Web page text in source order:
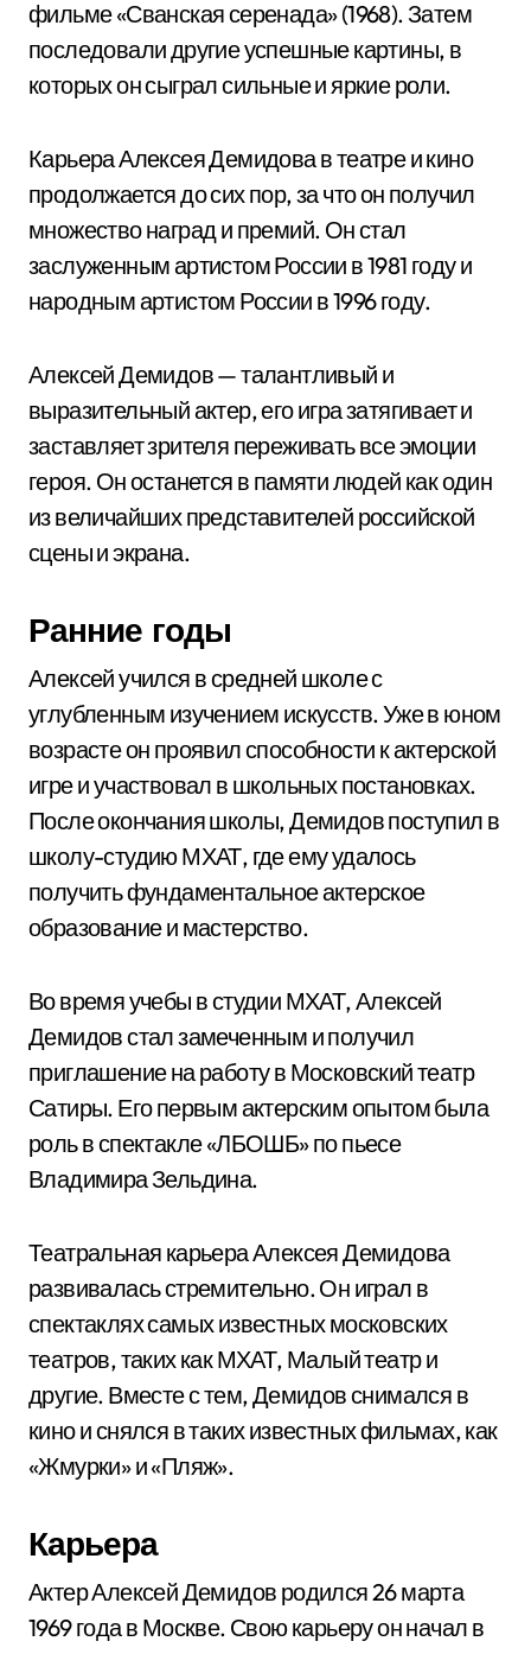
фильме «Сванская серенада» (1968). Затем
последовали другие успешные картины, в
которых он сыграл сильные и яркие роли.
Карьера Алексея Демидова в театре и кино
продолжается до сих пор, за что он получил
множество наград и премий. Он стал
заслуженным артистом России в 1981 году и
народным артистом России в 1996 году.
Алексей Демидов — талантливый и
выразительный актер, его игра затягивает и
заставляет зрителя переживать все эмоции
героя. Он останется в памяти людей как один
из величайших представителей российской
сцены и экрана.
Ранние годы
Алексей учился в средней школе с
углубленным изучением искусств. Уже в юном
возрасте он проявил способности к актерской
игре и участвовал в школьных постановках.
После окончания школы, Демидов поступил в
школу-студию МХАТ, где ему удалось
получить фундаментальное актерское
образование и мастерство.
Во время учебы в студии МХАТ, Алексей
Демидов стал замеченным и получил
приглашение на работу в Московский театр
Сатиры. Его первым актерским опытом была
роль в спектакле «ЛБОШБ» по пьесе
Владимира Зельдина.
Театральная карьера Алексея Демидова
развивалась стремительно. Он играл в
спектаклях самых известных московских
театров, таких как МХАТ, Малый театр и
другие. Вместе с тем, Демидов снимался в
кино и снялся в таких известных фильмах, как
«Жмурки» и «Пляж».
Карьера
Актер Алексей Демидов родился 26 марта
1969 года в Москве. Свою карьеру он начал в